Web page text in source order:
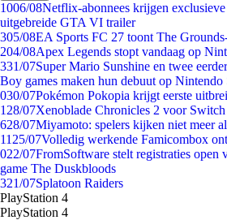
1006/08Netflix-abonnees krijgen exclusieve
uitgebreide GTA VI trailer
305/08EA Sports FC 27 toont The
204/08Apex Legends stopt vandaag op
331/07Super Mario Sunshine en twee
Boy games maken hun debuut op
030/07Pokémon Pokopia krijgt eerste
1 28/07Xenoblade Chronicles 2 voor
628/07Miyamoto: spelers kijken niet meer
11 25/07Volledig werkende Famicombox
022/07FromSoftware stelt registraties open
game The Duskbloods
321/07Splatoon Raiders
PlayStation 4
PlayStation 4